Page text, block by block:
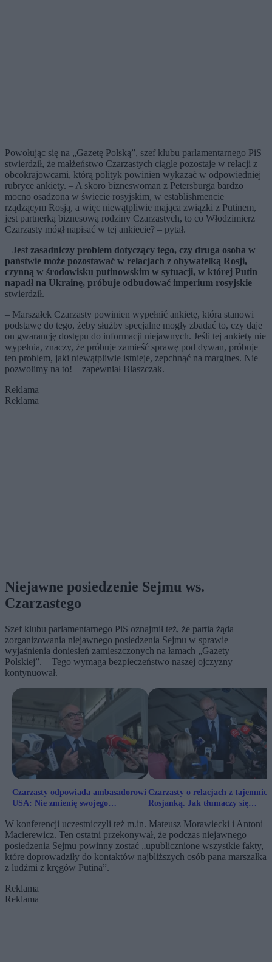
Powołując się na „Gazetę Polską”, szef klubu parlamentarnego PiS
stwierdził, że małżeństwo Czarzastych ciągle pozostaje w relacji z
obcokrajowcami, którą polityk powinien wykazać w odpowiedniej
rubryce ankiety. – A skoro bizneswoman z Petersburga bardzo
mocno osadzona w świecie rosyjskim, w establishmencie
rządzącym Rosją, a więc niewątpliwie mająca związki z Putinem,
jest partnerką biznesową rodziny Czarzastych, to co Włodzimierz
Czarzasty mógł napisać w tej ankiecie? – pytał.
– Jest zasadniczy problem dotyczący tego, czy druga osoba w
państwie może pozostawać w relacjach z obywatelką Rosji,
czynną w środowisku putinowskim w sytuacji, w której Putin
napadł na Ukrainę, próbuje odbudować imperium rosyjskie –
stwierdził.
– Marszałek Czarzasty powinien wypełnić ankietę, która stanowi
podstawę do tego, żeby służby specjalne mogły zbadać to, czy daje
on gwarancję dostępu do informacji niejawnych. Jeśli tej ankiety nie
wypełnia, znaczy, że próbuje zamieść sprawę pod dywan, próbuje
ten problem, jaki niewątpliwie istnieje, zepchnąć na margines. Nie
pozwolimy na to! – zapewniał Błaszczak.
Reklama
Reklama
Niejawne posiedzenie Sejmu ws.
Czarzastego
Szef klubu parlamentarnego PiS oznajmił też, że partia żąda
zorganizowania niejawnego posiedzenia Sejmu w sprawie
wyjaśnienia doniesień zamieszczonych na łamach „Gazety
Polskiej”. – Tego wymaga bezpieczeństwo naszej ojczyzny –
kontynuował.
Czarzasty odpowiada ambasadorowi
USA: Nie zmienię swojego
Czarzasty o relacjach z
Rosjanką. Jak tłumaczy się
W konferencji uczestniczyli też m.in. Mateusz Morawiecki i Antoni
Macierewicz. Ten ostatni przekonywał, że podczas niejawnego
posiedzenia Sejmu powinny zostać „upublicznione wszystkie fakty,
które doprowadziły do kontaktów najbliższych osób pana marszałka
z ludźmi z kręgów Putina”.
Reklama
Reklama